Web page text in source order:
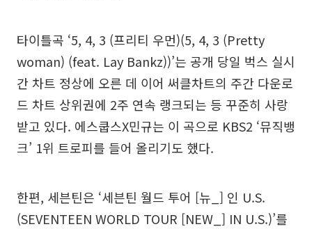
타이틀곡 ‘5, 4, 3 (프리티 우먼)(5, 4, 3 (Pretty
woman) (feat. Lay Bankz))’는 공개 당일 벅스 실시
간 차트 정상에 오른 데 이어 써클차트의 주간 다운로
드 차트 상위권에 2주 연속 랭크되는 등 꾸준히 사랑
받고 있다. 에스쿱스X민규는 이 곡으로 KBS2 ‘뮤직뱅
크’ 1위 트로피를 들어 올리기도 했다.
한편, 세븐틴은 ‘세븐틴 월드 투어 [뉴_] 인 U.S.
(SEVENTEEN WORLD TOUR [NEW_] IN U.S.)’를